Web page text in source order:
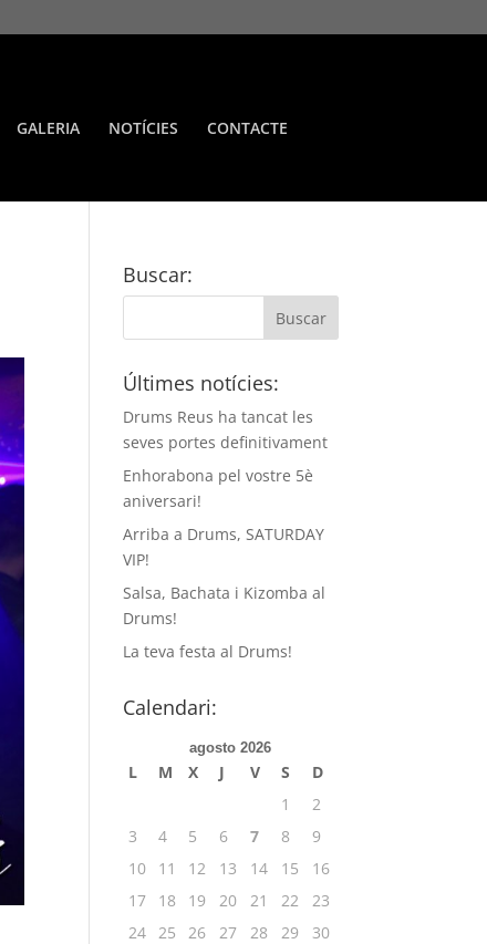
GALERIA NOTÍCIES CONTACTE
Buscar:
Últimes notícies:
Drums Reus ha tancat les
seves portes definitivament
Enhorabona pel vostre 5è
aniversari!
Arriba a Drums, SATURDAY
VIP!
Salsa, Bachata i Kizomba al
Drums!
La teva festa al Drums!
Calendari:
agosto 2026
L M X J V S
D
1
2
3
4 5 6 7 8
9
10
11 12 13 14 15
16
17
18 19 20 21 22
23
24 25 26 27 28 29
30